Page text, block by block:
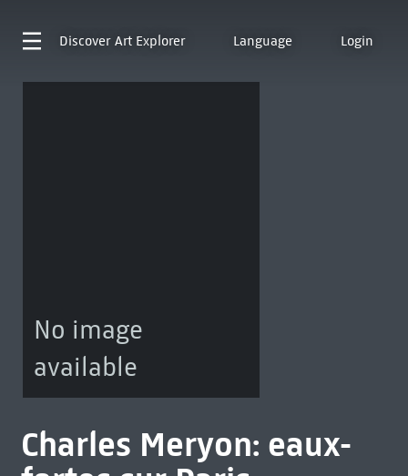
Discover Art Explorer Language Login
No image
available
Charles Meryon: eaux-